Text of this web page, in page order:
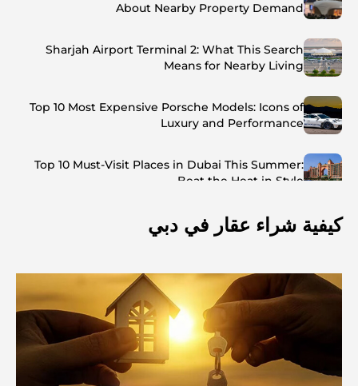
About Nearby Property Demand
Sharjah Airport Terminal 2: What This Search
Means for Nearby Living
Top 10 Most Expensive Porsche Models: Icons of
Luxury and Performance
Top 10 Must-Visit Places in Dubai This Summer:
Beat the Heat in Style
Top 7 Busiest Airports in the World: Hub of Global
Travel
Abu Dhabi vs Dubai: A Practical Comparison for
Investors and Residents
Best Schools in Downtown Dubai: A Guide for
كيفية شراء عقار في دبي